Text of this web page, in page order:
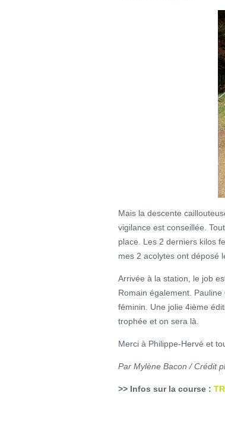
Mais la descente
vigilance est conseillée.
place. Les 2 derniers kilos
mes 2 acolytes ont déposé
Arrivée à la station, le job
Romain également.
féminin. Une jolie 4ième
trophée et on sera là.
Merci à Philippe-Hervé et
Par Mylène Bacon / Crédit
>> Infos sur la course :